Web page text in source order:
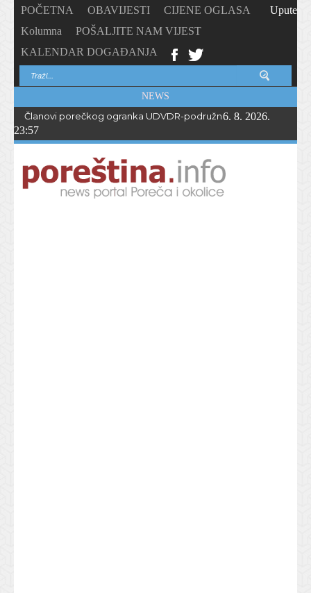
POČETNA OBAVIJESTI
CIJENE OGLASA
Kolumna
POŠALJITE NAM VIJEST
KALENDAR DOGAĐANJA
Upute
NEWS
Članovi porečkog ogranka UDVDR-podružnice Istarske
6. 8. 2026.
23:57